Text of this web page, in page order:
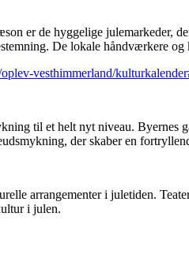
er de hyggelige julemarkeder,
De lokale håndværkere
vesthimmerland/
til et helt nyt niveau.
der skaber en
arrangementer i juletiden.
i julen.